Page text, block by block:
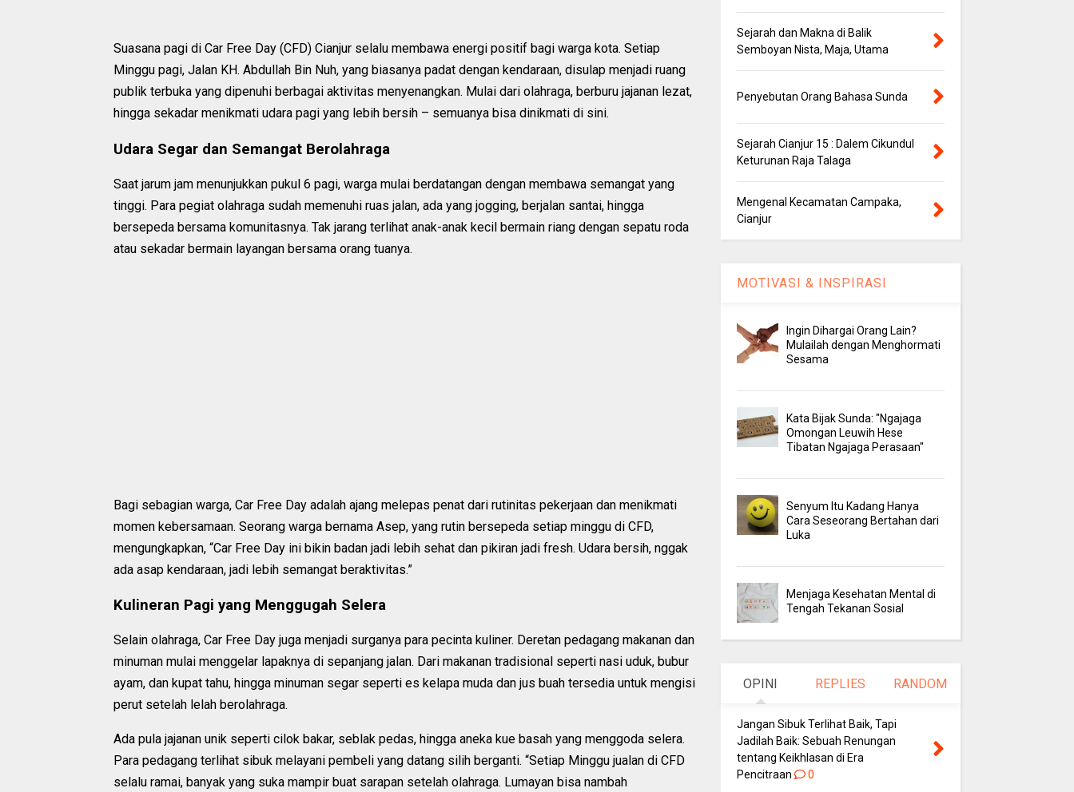
Suasana pagi di Car Free Day (CFD) Cianjur selalu membawa energi positif bagi warga kota. Setiap
Minggu pagi, Jalan KH. Abdullah Bin Nuh, yang biasanya padat dengan kendaraan, disulap menjadi ruang
publik terbuka yang dipenuhi berbagai aktivitas menyenangkan. Mulai dari olahraga, berburu jajanan lezat,
hingga sekadar menikmati udara pagi yang lebih bersih – semuanya bisa dinikmati di sini.
Udara Segar dan Semangat Berolahraga
Saat jarum jam menunjukkan pukul 6 pagi, warga mulai berdatangan dengan membawa semangat yang
tinggi. Para pegiat olahraga sudah memenuhi ruas jalan, ada yang jogging, berjalan santai, hingga
bersepeda bersama komunitasnya. Tak jarang terlihat anak-anak kecil bermain riang dengan sepatu roda
atau sekadar bermain layangan bersama orang tuanya.
Bagi sebagian warga, Car Free Day adalah ajang melepas penat dari rutinitas pekerjaan dan menikmati
momen kebersamaan. Seorang warga bernama Asep, yang rutin bersepeda setiap minggu di CFD,
mengungkapkan, “Car Free Day ini bikin badan jadi lebih sehat dan pikiran jadi fresh. Udara bersih, nggak
ada asap kendaraan, jadi lebih semangat beraktivitas.”
Kulineran Pagi yang Menggugah Selera
Selain olahraga, Car Free Day juga menjadi surganya para pecinta kuliner. Deretan pedagang makanan dan
minuman mulai menggelar lapaknya di sepanjang jalan. Dari makanan tradisional seperti nasi uduk, bubur
ayam, dan kupat tahu, hingga minuman segar seperti es kelapa muda dan jus buah tersedia untuk mengisi
perut setelah lelah berolahraga.
Ada pula jajanan unik seperti cilok bakar, seblak pedas, hingga aneka kue basah yang menggoda selera.
Para pedagang terlihat sibuk melayani pembeli yang datang silih berganti. “Setiap Minggu jualan di CFD
selalu ramai, banyak yang suka mampir buat sarapan setelah olahraga. Lumayan bisa nambah
Sejarah dan Makna di Balik
Semboyan Nista, Maja, Utama
Penyebutan Orang Bahasa Sunda
Sejarah Cianjur 15 : Dalem Cikundul
Keturunan Raja Talaga
Mengenal Kecamatan Campaka,
Cianjur
MOTIVASI & INSPIRASI
Ingin Dihargai Orang Lain?
Mulailah dengan Menghormati
Sesama
Kata Bijak Sunda: "Ngajaga
Omongan Leuwih Hese
Tibatan Ngajaga Perasaan"
Senyum Itu Kadang Hanya
Cara Seseorang Bertahan dari
Luka
Menjaga Kesehatan Mental di
Tengah Tekanan Sosial
OPINI REPLIES RANDOM
Jangan Sibuk Terlihat Baik, Tapi
Jadilah Baik: Sebuah Renungan
tentang Keikhlasan di Era
Pencitraan
0